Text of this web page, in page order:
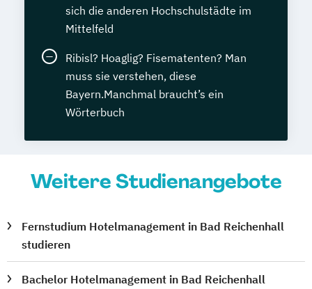
sich die anderen Hochschulstädte im
Mittelfeld
Ribisl? Hoaglig? Fisematenten? Man
muss sie verstehen, diese
Bayern.Manchmal braucht’s ein
Wörterbuch
Weitere Studienangebote
Fernstudium Hotelmanagement in Bad Reichenhall
studieren
Bachelor Hotelmanagement in Bad Reichenhall